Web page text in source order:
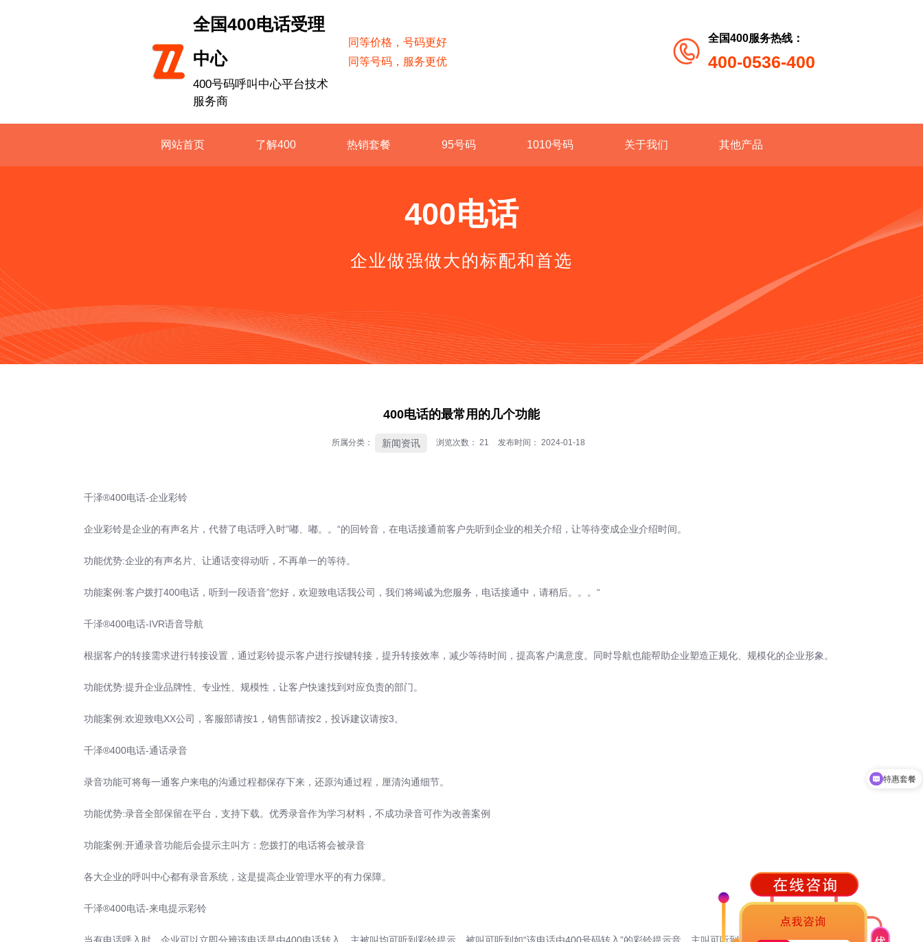
全国400电话受理
中心
400号码呼叫中心平台技术
服务商
同等价格，号码更好
同等号码，服务更优
全国400服务热线：
400-0536-400
网站首页 了解400 热销套餐 95号码 1010号码 关于我们 其他产品
400电话
企业做强做大的标配和首选
400电话的最常用的几个功能
所属分类： 新闻资讯 浏览次数： 21 发布时间： 2024-01-18
千泽®400电话-企业彩铃
企业彩铃是企业的有声名片，代替了电话呼入时”嘟、嘟。。“的回铃音，在电话接通前客户先听到企业的相关介绍，让等待变成企业介绍时间。
功能优势:企业的有声名片、让通话变得动听，不再单一的等待。
功能案例:客户拨打400电话，听到一段语音”您好，欢迎致电话我公司，我们将竭诚为您服务，电话接通中，请稍后。。。“
千泽®400电话-IVR语音导航
根据客户的转接需求进行转接设置，通过彩铃提示客户进行按键转接，提升转接效率，减少等待时间，提高客户满意度。同时导航也能帮助企业塑造正规化、规模化的企业形象。
功能优势:提升企业品牌性、专业性、规模性，让客户快速找到对应负责的部门。
功能案例:欢迎致电XX公司，客服部请按1，销售部请按2，投诉建议请按3。
千泽®400电话-通话录音
录音功能可将每一通客户来电的沟通过程都保存下来，还原沟通过程，厘清沟通细节。
功能优势:录音全部保留在平台，支持下载。优秀录音作为学习材料，不成功录音可作为改善案例
功能案例:开通录音功能后会提示主叫方：您拨打的电话将会被录音
各大企业的呼叫中心都有录音系统，这是提高企业管理水平的有力保障。
千泽®400电话-来电提示彩铃
当有电话呼入时，企业可以立即分辨该电话是由400电话转入。主被叫均可听到彩铃提示，被叫可听到如“该电话由400号码转入”的彩铃提示音，主叫可听到“电话正在接通中”的彩铃提示
特惠套餐